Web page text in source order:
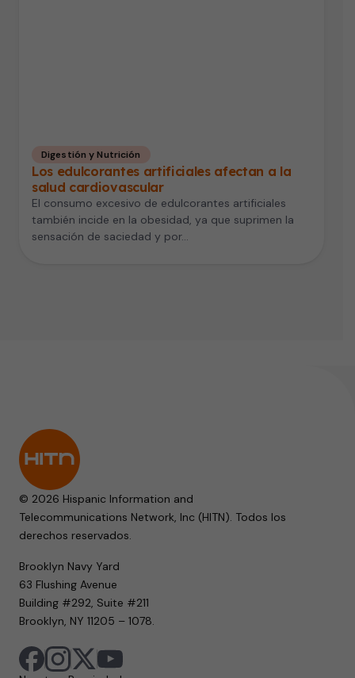
Digestión y Nutrición
Los edulcorantes artificiales afectan a la
salud cardiovascular
El consumo excesivo de edulcorantes artificiales
también incide en la obesidad, ya que suprimen la
sensación de saciedad y por…
© 2026 Hispanic Information and
Telecommunications Network, Inc (HITN). Todos los
derechos reservados.
Brooklyn Navy Yard
63 Flushing Avenue
Building #292, Suite #211
Brooklyn, NY 11205 – 1078.